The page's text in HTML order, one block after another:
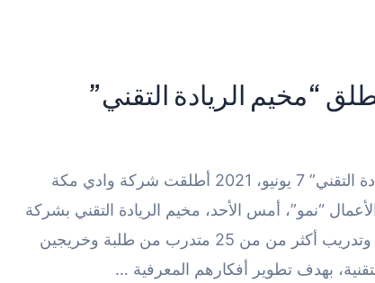
“مخيم الريادة التقني”
شركة وادي مكة للاستثمار تطلق “مخيم الريادة التقني” 7 يونيو، 2021 أطلقت شركة وادي مكة
“نمو”، أمس الأحد، مخيم الريادة التقني بشركة
وادي مكة للتقنية، بالتعاون مع “مسار” لتأهيل وتدريب أكثر من من 25 متدرب من طلبة وخريجين
بهدف تطوير أفكارهم المعرفية …